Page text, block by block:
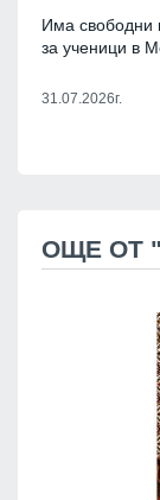
Има свободни
за ученици в
31.07.2026г.
ОЩЕ ОТ